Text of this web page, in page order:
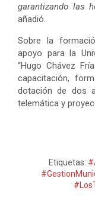
garantizando las
añadió.
Sobre la
apoyo para la
“Hugo Chávez
capacitación,
dotación de dos
telemática y
Etiquetas: